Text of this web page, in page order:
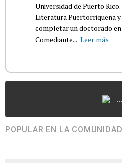
Universidad de Puerto
Literatura Puertorriqueña
completar un doctorado
Comediante... Leer más
...
POPULAR EN LA COMUNIDAD